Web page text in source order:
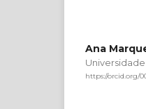
Ana
https://orcid.org/